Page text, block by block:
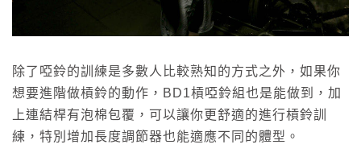
除了啞鈴的訓練是多數人比較熟知的方式之外，如果你
想要進階做槓鈴的動作，BD1槓啞鈴組也是能做到，加
上連結桿有泡棉包覆，可以讓你更舒適的進行槓鈴訓
練，特別增加長度調節器也能適應不同的體型。